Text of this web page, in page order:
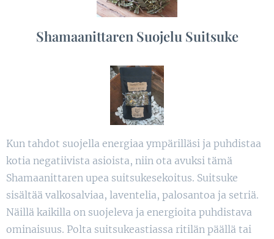
Shamaanittaren Suojelu Suitsuke
Kun tahdot suojella energiaa ympärilläsi ja puhdistaa
kotia negatiivista asioista, niin ota avuksi tämä
Shamaanittaren upea suitsukesekoitus. Suitsuke
sisältää valkosalviaa, laventelia, palosantoa ja setriä.
Näillä kaikilla on suojeleva ja energioita puhdistava
ominaisuus. Polta suitsukeastiassa ritilän päällä tai